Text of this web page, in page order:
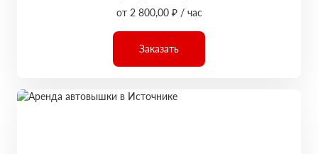
от 2 800,00 ₽ / час
Заказать